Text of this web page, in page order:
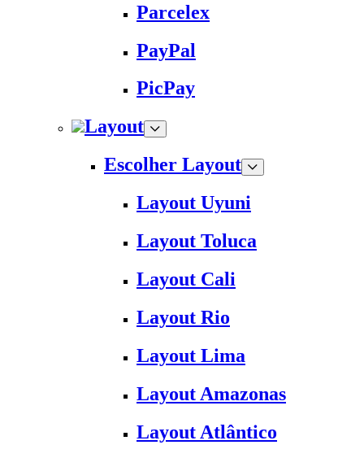
Parcelex
PayPal
PicPay
Layout
Escolher Layout
Layout Uyuni
Layout Toluca
Layout Cali
Layout Rio
Layout Lima
Layout Amazonas
Layout Atlântico